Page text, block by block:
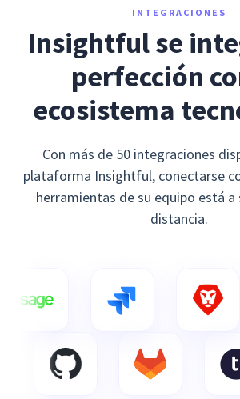
INTEGRACIONES
Insightful se
perfección
ecosistema
Con más de 50 integraciones
plataforma Insightful, conectarse
herramientas de su equipo está a
distancia.